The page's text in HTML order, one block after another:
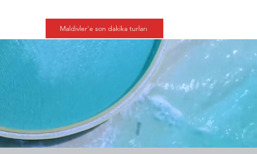
Maldivler'e son dakika turları